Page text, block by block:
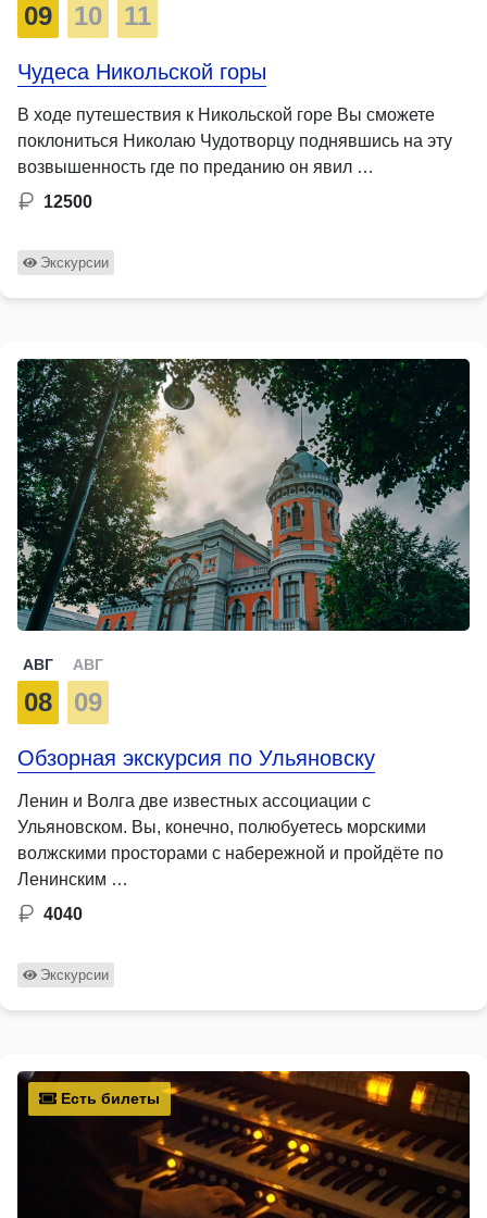
09 10 11
Чудеса Никольской горы
В ходе путешествия к Никольской горе Вы сможете
поклониться Николаю Чудотворцу поднявшись на эту
возвышенность где по преданию он явил …
12500
Экскурсии
АВГ
08
АВГ
09
Обзорная экскурсия по Ульяновску
Ленин и Волга две известных ассоциации с
Ульяновском. Вы, конечно, полюбуетесь морскими
волжскими просторами с набережной и пройдёте по
Ленинским …
4040
Экскурсии
Есть билеты